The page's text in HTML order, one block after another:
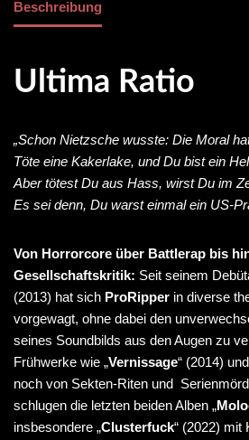
Beschreibung
Ultima Ratio
„Schon Nietzsche wusste: Die Moral
Töte eine Kakerlake, und Du bist ein
Aber tötest Du aus Hass, wirst Du im
Es sei denn, Du warst einmal ein US-
Von Horrorcore über Battlerap bis
Gesellschaftskritik: Seit seinem
(2013) hat sich ProRipper in diverse
vorgewagt, ohne dabei den
seines Soundbilds aus den Augen zu
Frühwerke wie „Vernissage“ (2014)
noch von Sekten-Riten und
schlugen die letzten beiden Alben „
insbesondere „Clusterfuck“ (2022) mit